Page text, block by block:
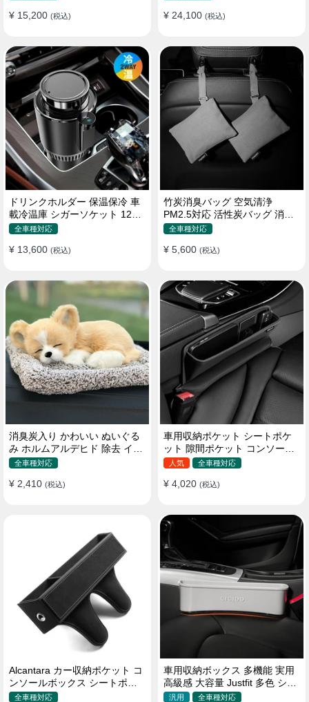
¥ 15,200 (税込) ¥ 24,100 (税込)
ドリンクホルダー 保温保冷 車
載冷温庫 シガーソケット 12V
車用 車中泊
全車種対応
¥ 13,600 (税込)
竹炭消臭バッグ 空気清浄
PM2.5対応 活性炭バッグ 消臭
車用 デオドラント 繰り返し使
全車種対応
¥ 5,600 (税込)
消臭炭入り かわいい ぬいぐる
み ホルムアルデヒド 除去 イン
テリア 贈り物
全車種対応
¥ 2,410 (税込)
車用収納ポケット シートポケ
ット 隙間ポケット コンソール
ボックス カー用品
人気 全車種対応
¥ 4,020 (税込)
Alcantara カー収納ポケット コ
ンソールボックス シートポケ
ット 隙間ポケットセット
全車種対応
車用収納ボックス 多機能 実用
高級感 大容量 Justfit 多色 シー
トポケット ギャップ 隙間収納
汎用 全車種対応